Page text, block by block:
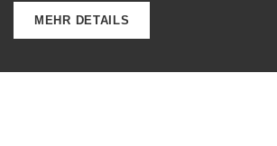
MEHR DETAILS